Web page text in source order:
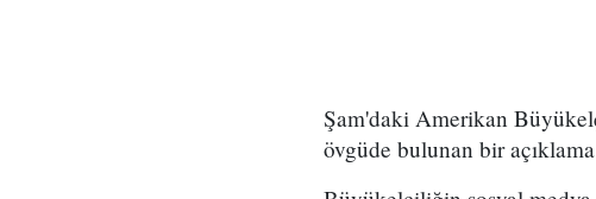
Şam'daki Amerikan
övgüde bulunan bir